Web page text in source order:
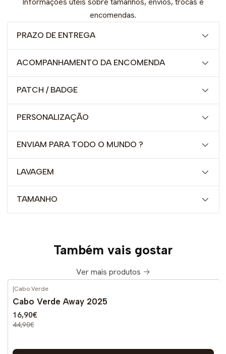
- **Título:** Benfica Treino 24/25 - Equipamento Oficial para
Visite-nos e não deixe escapar esta peça essencial para
qualquer adepto benfiquista!
encomendas.
PRAZO DE ENTREGA
ACOMPANHAMENTO DA ENCOMENDA
PATCH / BADGE
PERSONALIZAÇÃO
ENVIAM PARA TODO O MUNDO ?
LAVAGEM
TAMANHO
Também vais gostar
Ver mais produtos
-62% DESCONTO
|Cabo Verde
Cabo Verde Away 2025
16,90€
44,90€